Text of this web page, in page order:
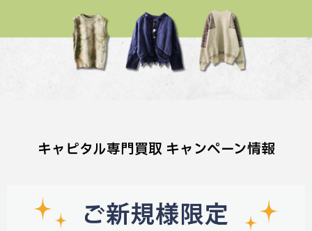
キャピタル専門買取 キャンペーン情報